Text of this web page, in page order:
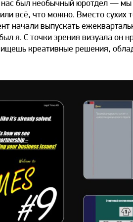
был необычный юротдел — мы
всё, что можно. Вместо сухих
начали выпускать
я. С точки зрения визуала он
креативные решения,